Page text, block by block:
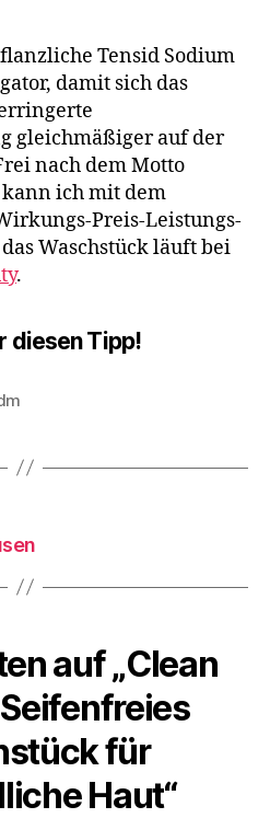
Tensid Sodium
damit sich das
gleichmäßiger auf der
nach dem Motto
ich mit dem
Preis-Leistungs-
Waschstück läuft bei
.
diesen Tipp!
auf „Clean
für
Haut“